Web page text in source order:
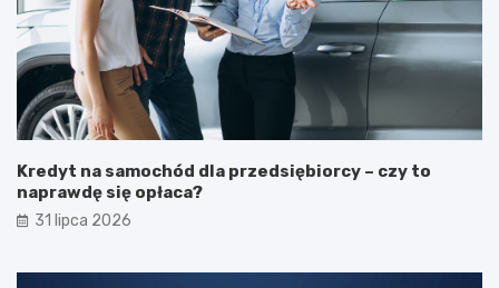
Kredyt na samochód dla przedsiębiorcy – czy to
naprawdę się opłaca?
31 lipca 2026